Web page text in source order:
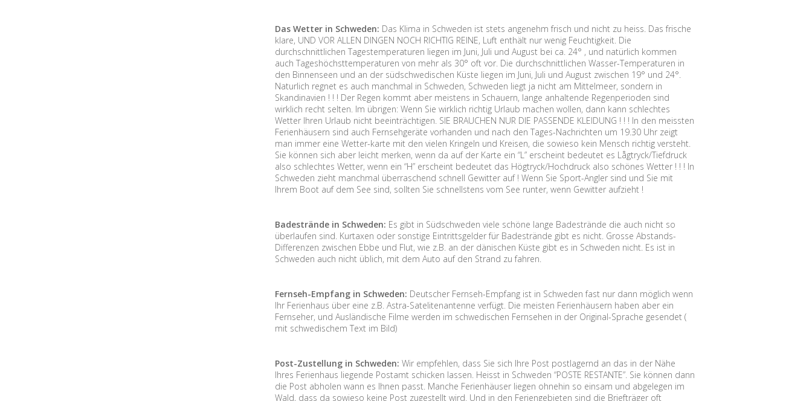
Das Wetter in Schweden: Das Klima in Schweden ist stets angenehm frisch und nicht zu heiss. Das frische
klare, UND VOR ALLEN DINGEN NOCH RICHTIG REINE, Luft enthält nur wenig Feuchtigkeit. Die
durchschnittlichen Tagestemperaturen liegen im Juni, Juli und August bei ca. 24° , und natürlich kommen
auch Tageshöchsttemperaturen von mehr als 30° oft vor. Die durchschnittlichen Wasser-Temperaturen in
den Binnenseen und an der südschwedischen Küste liegen im Juni, Juli und August zwischen 19° und 24°.
Naturlich regnet es auch manchmal in Schweden, Schweden liegt ja nicht am Mittelmeer, sondern in
Skandinavien ! ! ! Der Regen kommt aber meistens in Schauern, lange anhaltende Regenperioden sind
wirklich recht selten. Im übrigen: Wenn Sie wirklich richtig Urlaub machen wollen, dann kann schlechtes
Wetter Ihren Urlaub nicht beeinträchtigen. SIE BRAUCHEN NUR DIE PASSENDE KLEIDUNG ! ! ! In den meissten
Ferienhäusern sind auch Fernsehgeräte vorhanden und nach den Tages-Nachrichten um 19.30 Uhr zeigt
man immer eine Wetter-karte mit den vielen Kringeln und Kreisen, die sowieso kein Mensch richtig versteht.
Sie können sich aber leicht merken, wenn da auf der Karte ein “L” erscheint bedeutet es Lågtryck/Tiefdruck
also schlechtes Wetter, wenn ein “H” erscheint bedeutet das Högtryck/Hochdruck also schönes Wetter ! ! ! In
Schweden zieht manchmal überraschend schnell Gewitter auf ! Wenn Sie Sport-Angler sind und Sie mit
Ihrem Boot auf dem See sind, sollten Sie schnellstens vom See runter, wenn Gewitter aufzieht !
Badestrände in Schweden: Es gibt in Südschweden viele schöne lange Badestrände die auch nicht so
überlaufen sind. Kurtaxen oder sonstige Eintrittsgelder für Badestrände gibt es nicht. Grosse Abstands-
Differenzen zwischen Ebbe und Flut, wie z.B. an der dänischen Küste gibt es in Schweden nicht. Es ist in
Schweden auch nicht üblich, mit dem Auto auf den Strand zu fahren.
Fernseh-Empfang in Schweden: Deutscher Fernseh-Empfang ist in Schweden fast nur dann möglich wenn
Ihr Ferienhaus über eine z.B. Astra-Satelitenantenne verfügt. Die meisten Ferienhäusern haben aber ein
Fernseher, und Ausländische Filme werden im schwedischen Fernsehen in der Original-Sprache gesendet (
mit schwedischem Text im Bild)
Post-Zustellung in Schweden: Wir empfehlen, dass Sie sich Ihre Post postlagernd an das in der Nähe
Ihres Ferienhaus liegende Postamt schicken lassen. Heisst in Schweden “POSTE RESTANTE”. Sie können dann
die Post abholen wann es Ihnen passt. Manche Ferienhäuser liegen ohnehin so einsam und abgelegen im
Wald, dass da sowieso keine Post zugestellt wird. Und in den Feriengebieten sind die Briefträger oft